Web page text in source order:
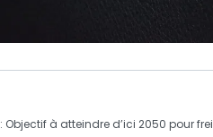
: Objectif à atteindre d’ici 2050 pour